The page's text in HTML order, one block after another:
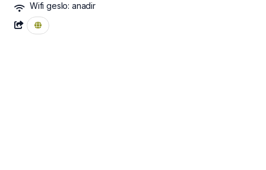
Wifi geslo: anadir